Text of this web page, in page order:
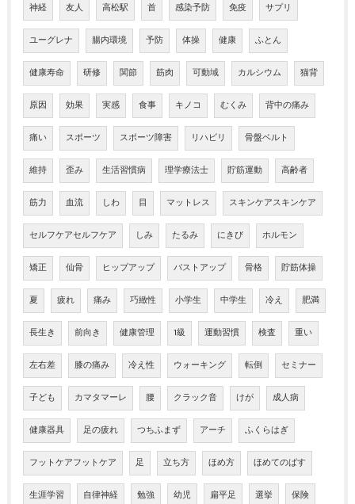
神経 友人 高松駅 首 感染予防 免疫 サプリ
ユーグレナ 腸内環境 予防 体操 健康 ふとん
健康寿命 研修 関節 筋肉 可動域 カルシウム 猫背
原因 効果 実感 食事 キノコ むくみ 背中の痛み
痛い スポーツ スポーツ障害 リハビリ 骨盤ベルト
維持 歪み 生活習慣病 理学療法士 貯筋運動 高齢者
筋力 血流 しわ 目 マットレス スキンケアスキンケア
セルフケアセルフケア しみ たるみ にきび ホルモン
矯正 仙骨 ヒップアップ バストアップ 骨格 貯筋体操
夏 疲れ 痛み 巧緻性 小学生 中学生 冷え 肥満
長生き 前向き 健康管理 1級 運動習慣 検査 重い
左右差 膝の痛み 冷え性 ウォーキング 転倒 セミナー
子ども カマタマーレ 腰 クラック音 けが 成人病
健康器具 足の疲れ つちふまず アーチ ふくらはぎ
フットケアフットケア 足 立ち方 ほめ方 ほめてのばす
生涯学習 自律神経 勉強 幼児 扁平足 選挙 保険